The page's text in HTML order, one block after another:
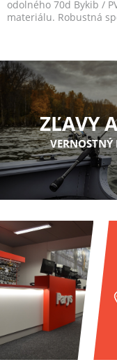
odolného 70d Bykib /
materiálu. Robustná
ZĽAVY
VERNOSTNÝ